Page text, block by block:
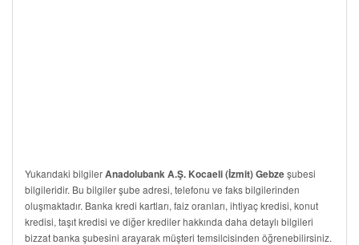
Yukarıdaki bilgilerAnadolubank A.Ş. Kocaeli (İzmit) Gebzeşubesi
bilgileridir. Bu bilgiler şube adresi, telefonu ve faks bilgilerinden
oluşmaktadır. Banka kredi kartları, faiz oranları, ihtiyaç kredisi, konut
kredisi, taşıt kredisi ve diğer krediler hakkında daha detaylı bilgileri
bizzat banka şubesini arayarak müşteri temsilcisinden öğrenebilirsiniz.